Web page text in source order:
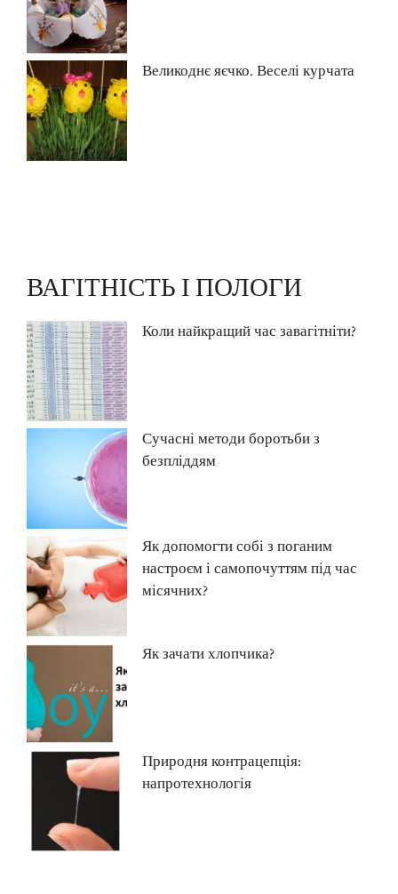
Великоднє яєчко. Веселі курчата
ВАГІТНІСТЬ І ПОЛОГИ
Коли найкращий час завагітніти?
Сучасні методи боротьби з
безпліддям
Як допомогти собі з поганим
настроєм і самопочуттям під час
місячних?
Як зачати хлопчика?
Природня контрацепція:
напротехнологія